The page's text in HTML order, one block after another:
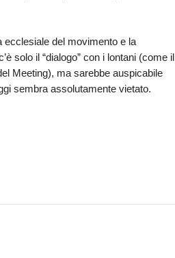
ecclesiale del movimento e la
solo il “dialogo” con i lontani (come il
Meeting), ma sarebbe auspicabile
sembra assolutamente vietato.